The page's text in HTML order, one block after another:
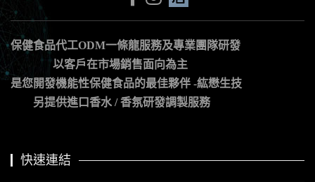
保健食品代工ODM一條龍服務及專業團隊研發
以客戶在市場銷售面向為主
是您開發機能性保健食品的最佳夥伴 -紘懋生技
另提供進口香水 / 香氛研發調製服務
快速連結